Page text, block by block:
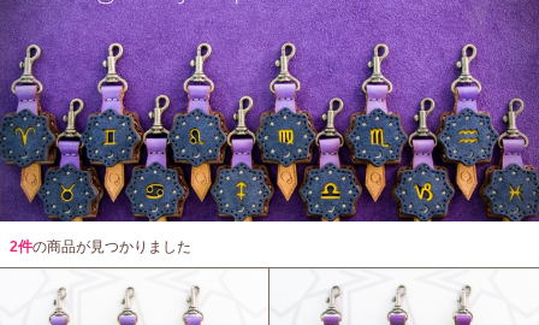
2件の商品が見つかりました